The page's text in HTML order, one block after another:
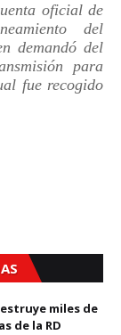
oficial de
del
demandó del
para
fue recogido
miles de
de la RD